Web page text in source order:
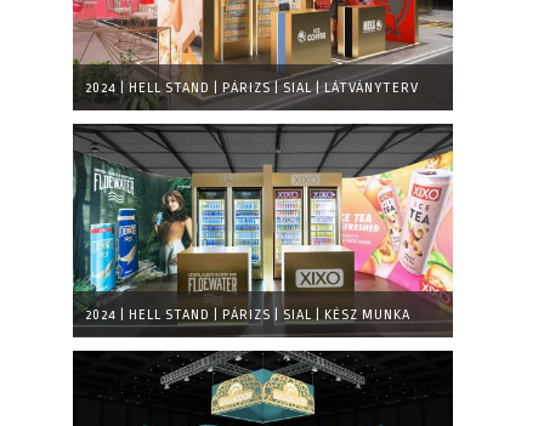
2024 | HELL STAND | PÁRIZS | SIAL | LÁTVÁNYTERV
2024 | HELL STAND | PÁRIZS | SIAL | KÉSZ MUNKA